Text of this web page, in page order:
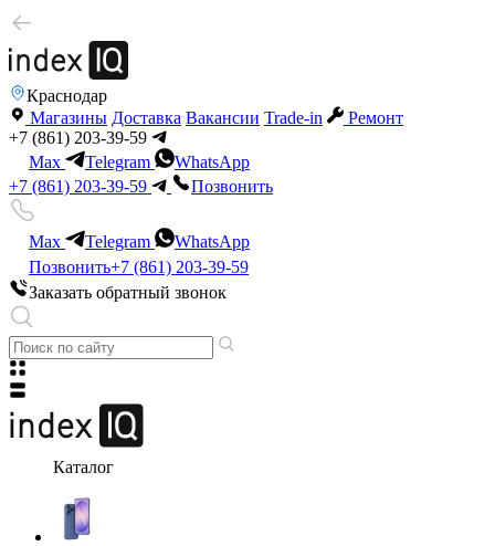
Краснодар
Магазины Доставка Вакансии Trade-in
Ремонт
+7 (861) 203-39-59
Max
Telegram
WhatsApp
+7 (861) 203-39-59
Позвонить
Max Telegram
WhatsApp
Позвонить+7 (861) 203-39-59
Заказать обратный звонок
Каталог